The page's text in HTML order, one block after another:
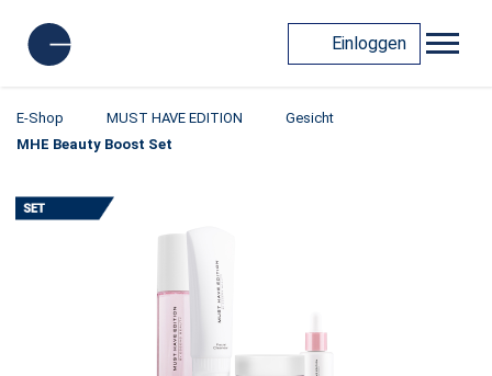
Einloggen
E-Shop MUST HAVE EDITION
Gesicht
MHE Beauty Boost Set